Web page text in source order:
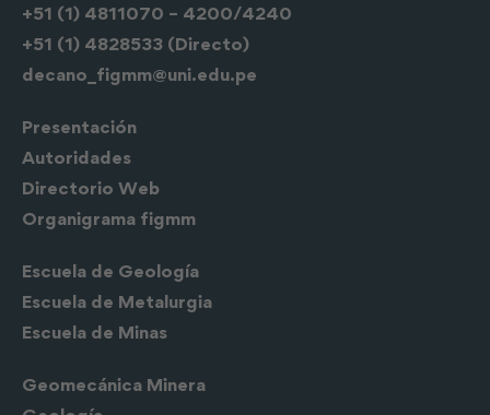
+51 (1) 4811070 – 4200/4240
+51 (1) 4828533 (Directo)
decano_figmm@uni.edu.pe
Presentación
Autoridades
Directorio Web
Organigrama figmm
Escuela de Geología
Escuela de Metalurgia
Escuela de Minas
Geomecánica Minera